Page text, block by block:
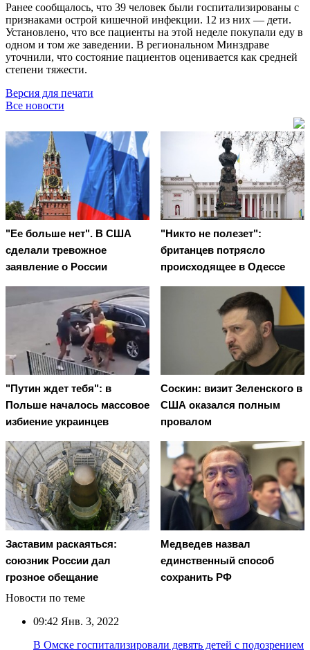
Ранее сообщалось, что 39 человек были госпитализированы с
признаками острой кишечной инфекции. 12 из них — дети.
Установлено, что все пациенты на этой неделе покупали еду в
одном и том же заведении. В региональном Минздраве
уточнили, что состояние пациентов оценивается как средней
степени тяжести.
Версия для печати
Все новости
"Ее больше нет". В США
сделали тревожное
заявление о России
"Никто не полезет":
британцев потрясло
происходящее в Одессе
"Путин ждет тебя": в
Польше началось массовое
избиение украинцев
Соскин: визит Зеленского в
США оказался полным
провалом
Заставим раскаяться:
союзник России дал
грозное обещание
Медведев назвал
единственный способ
сохранить РФ
Новости по теме
09:42 Янв. 3, 2022
В Омске госпитализировали девять детей с подозрением